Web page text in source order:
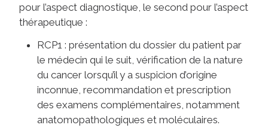
pour l’aspect diagnostique, le second pour l’aspect
thérapeutique :
RCP1 : présentation du dossier du patient par
le médecin qui le suit, vérification de la nature
du cancer lorsqu’il y a suspicion d’origine
inconnue, recommandation et prescription
des examens complémentaires, notamment
anatomopathologiques et moléculaires.